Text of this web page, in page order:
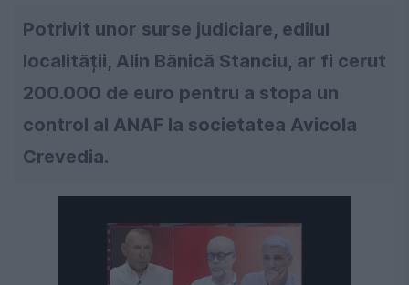
Potrivit unor surse judiciare, edilul
localității, Alin Bănică Stanciu, ar fi cerut
200.000 de euro pentru a stopa un
control al ANAF la societatea Avicola
Crevedia.